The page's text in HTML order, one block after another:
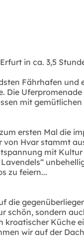
in ca. 3,5
Fährhafen und
mit
ersten Mal die
Hvar stammt
mit
zu feiern...
schön, sondern
kroatischer Küche
wir auf der